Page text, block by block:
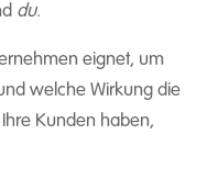
du.
eignet, um
welche Wirkung die
Kunden haben,